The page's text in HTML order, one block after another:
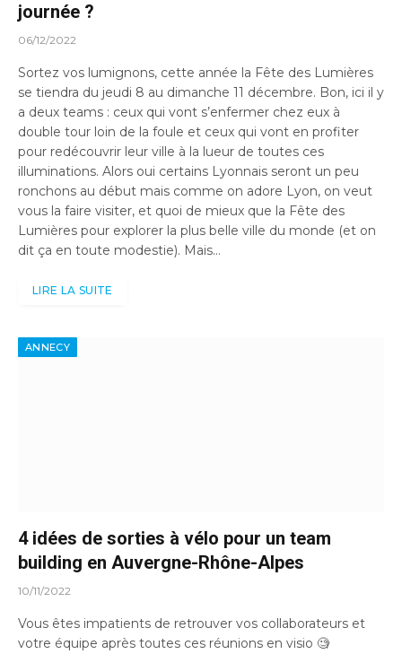
journée ?
06/12/2022
Sortez vos lumignons, cette année la Fête des Lumières
se tiendra du jeudi 8 au dimanche 11 décembre. Bon, ici il y
a deux teams : ceux qui vont s’enfermer chez eux à
double tour loin de la foule et ceux qui vont en profiter
pour redécouvrir leur ville à la lueur de toutes ces
illuminations. Alors oui certains Lyonnais seront un peu
ronchons au début mais comme on adore Lyon, on veut
vous la faire visiter, et quoi de mieux que la Fête des
Lumières pour explorer la plus belle ville du monde (et on
dit ça en toute modestie). Mais…
LIRE LA SUITE
ANNECY
4 idées de sorties à vélo pour un team
building en Auvergne-Rhône-Alpes
10/11/2022
Vous êtes impatients de retrouver vos collaborateurs et
votre équipe après toutes ces réunions en visio 🧐